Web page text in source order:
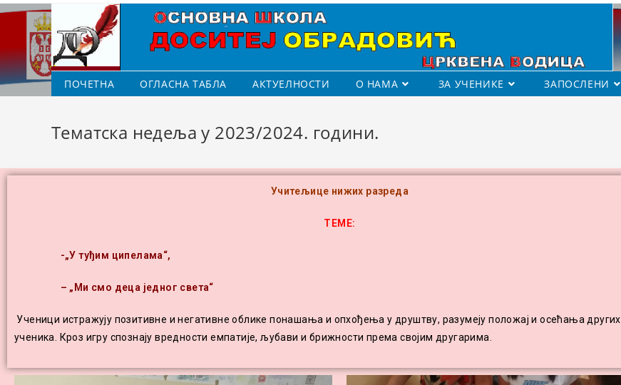
ПОЧЕТНА ОГЛАСНА ТАБЛА АКТУЕЛНОСТИ О НАМА ЗА УЧЕНИКЕ ЗАПОСЛЕНИ
Тематска недеља у 2023/2024. години.
Учитељице нижих разреда
ТЕМЕ:
-„У туђим ципелама“,
– „Ми смо деца једног света“
Ученици истражују позитивне и негативне облике понашања и опхођења у друштву, разумеју положај и осећања других
ученика. Кроз игру спознају вредности емпатије, љубави и брижности према својим другарима.